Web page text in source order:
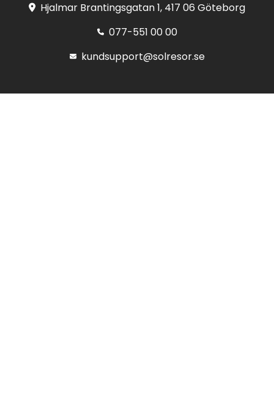
Hjalmar Brantingsgatan 1, 417 06 Göteborg
077-551 00 00
kundsupport@solresor.se